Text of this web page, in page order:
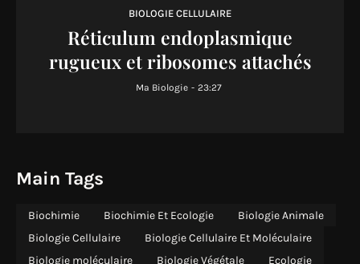
BIOLOGIE CELLULAIRE
Réticulum endoplasmique
rugueux et ribosomes attachés
Ma Biologie - 23:27
Main Tags
Biochimie Biochimie Et Ecologie
Biologie Animale
Biologie Cellulaire
Biologie Cellulaire Et Moléculaire
Biologie moléculaire
Biologie Végétale Ecologie